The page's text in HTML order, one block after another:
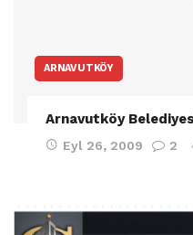
ARNAVUTKÖY
Arnavutköy
Eyl 26, 2009 2